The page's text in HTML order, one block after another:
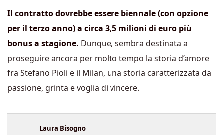
Il contratto dovrebbe essere biennale (con opzione
per il terzo anno) a circa 3,5 milioni di euro più
bonus a stagione. Dunque, sembra destinata a
proseguire ancora per molto tempo la storia d’amore
fra Stefano Pioli e il Milan, una storia caratterizzata da
passione, grinta e voglia di vincere.
Laura Bisogno